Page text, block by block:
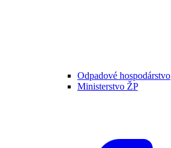
Odpadové hospodárstvo
Ministerstvo ŽP